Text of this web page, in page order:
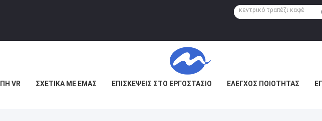
VR ΣΧΕΤΙΚΆ ΜΕ ΕΜΆΣ ΕΠΙΣΚΈΨΕΙΣ ΣΤΟ ΕΡΓΟΣΤΆΣΙΟ ΈΛΕΓΧΟΣ ΠΟΙΌΤΗΤΑΣ